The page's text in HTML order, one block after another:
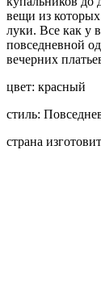
вещи из
луки. Все как у
повседневной
вечерних
цвет: красный
стиль:
страна